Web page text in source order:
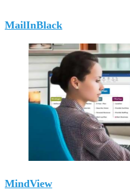
MailInBlack
MindView